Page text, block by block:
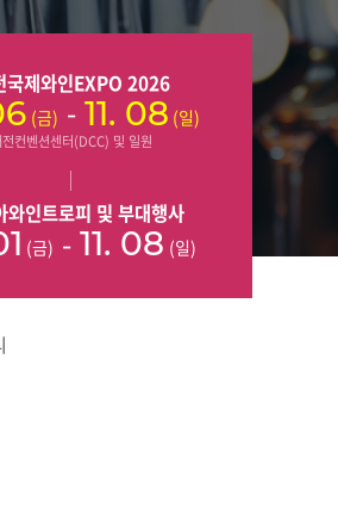
국제와인EXPO 2026
(금) - 11. 08 (일)
전컨벤션센터(DCC) 및 일원
와인트로피 및 부대행사
(금) - 11. 08 (일)